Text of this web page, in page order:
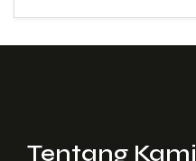
Tentang Kami